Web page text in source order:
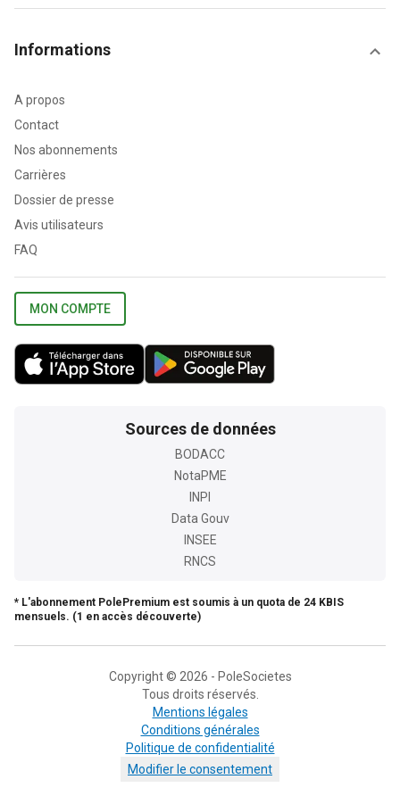
Informations
A propos
Contact
Nos abonnements
Carrières
Dossier de presse
Avis utilisateurs
FAQ
MON COMPTE
Sources de données
BODACC
NotaPME
INPI
Data Gouv
INSEE
RNCS
* L'abonnement PolePremium est soumis à un quota de 24 KBIS
mensuels. (1 en accès découverte)
Copyright © 2026 - PoleSocietes
Tous droits réservés.
Mentions légales
Conditions générales
Politique de confidentialité
Modifier le consentement